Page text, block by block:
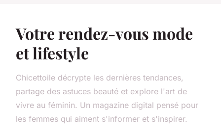
Votre rendez-vous mode
et lifestyle
Chicettoile décrypte les dernières tendances,
partage des astuces beauté et explore l'art de
vivre au féminin. Un magazine digital pensé pour
les femmes qui aiment s'informer et s'inspirer.